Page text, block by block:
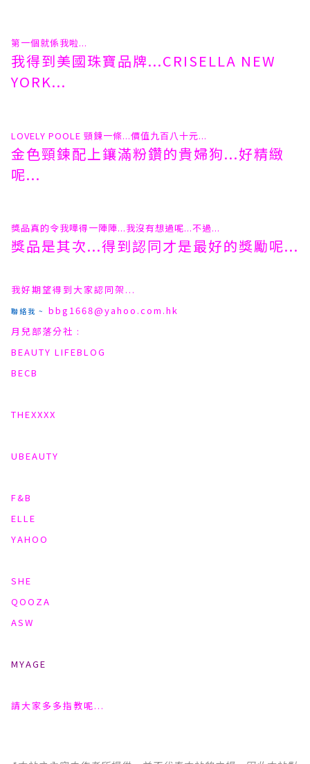
第一個就係我啦...
我得到美國珠寶品牌...CRISELLA NEW
YORK...
LOVELY POOLE 頸鍊一條...價值九百八十元...
金色頸鍊配上鑲滿粉鑽的貴婦狗...好精緻
呢...
獎品真的令我嘩得一陣陣...我沒有想過呢...不過...
獎品是其次...得到認同才是最好的獎勵呢...
我好期望得到大家認同架...
聯絡我 ~ bbg1668@yahoo.com.hk
月兒部落分社 :
BEAUTY LIFEBLOG
BECB
THEXXXX
UBEAUTY
F&B
ELLE
YAHOO
SHE
QOOZA
ASW
MYAGE
請大家多多指教呢...